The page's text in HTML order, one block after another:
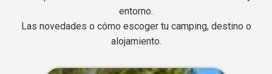
entorno.
Las novedades o cómo escoger tu camping, destino o
alojamiento.